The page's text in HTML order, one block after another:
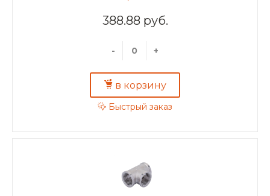
388.88 руб.
- +
в корзину
Быстрый заказ